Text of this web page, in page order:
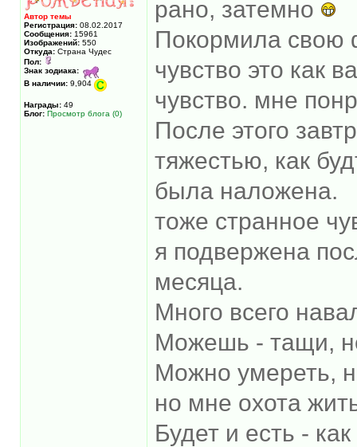
Автор темы
Регистрация: 08.02.2017
Сообщения: 15961
Изображений: 550
Откуда: Страна Чудес
Пол:
Знак зодиака:
В наличии: 9,904
Награды: 49
Блог: Просмотр блога (0)
рано, затемно
Покормила свою
чувство это как
чувство. мне
После этого
тяжестью, как
была наложена.
тоже странное
я подвержена
месяца.
Много всего
Можешь - тащи,
Можно умереть,
но мне охота
Будет и есть -